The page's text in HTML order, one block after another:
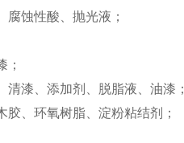
蚀性酸、抛光液；
；
漆、添加剂、脱脂液、油漆；
、环氧树脂、淀粉粘结剂；